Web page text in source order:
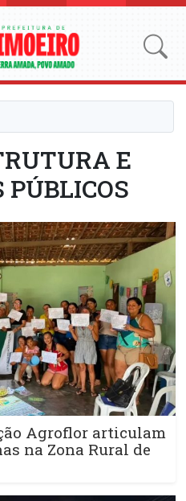
E
PÚBLICOS
Agroflor articulam
na Zona Rural de